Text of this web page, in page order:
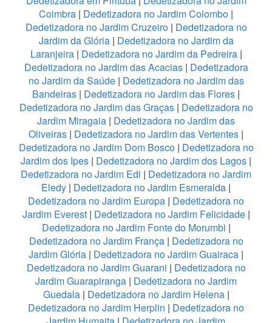
Coimbra | Dedetizadora no Jardim Colombo |
Dedetizadora no Jardim Cruzeiro| Dedetizadora no
Jardim da Glória| Dedetizadora no Jardim da
Laranjeira| Dedetizadora no Jardim da Pedreira|
Dedetizadora no Jardim das Acacias| Dedetizadora
no Jardim da Saúde| Dedetizadora no Jardim das
Bandeiras | Dedetizadora no Jardim das Flores |
Dedetizadora no Jardim das Graças| Dedetizadora no
Jardim Miragaia | Dedetizadora no Jardim das
Oliveiras | Dedetizadora no Jardim das Vertentes |
Dedetizadora no Jardim Dom Bosco| Dedetizadora no
Jardim dos Ipes | Dedetizadora no Jardim dos Lagos |
Dedetizadora no Jardim Edi | Dedetizadora no Jardim
Eledy | Dedetizadora no Jardim Esmeralda |
Dedetizadora no Jardim Europa | Dedetizadora no
Jardim Everest| Dedetizadora no Jardim Felicidade|
Dedetizadora no Jardim Fonte do Morumbi |
Dedetizadora no Jardim França| Dedetizadora no
Jardim Glória | Dedetizadora no Jardim Guairaca |
Dedetizadora no Jardim Guarani | Dedetizadora no
Jardim Guarapiranga | Dedetizadora no Jardim
Guedala| Dedetizadora no Jardim Helena|
Dedetizadora no Jardim Herplin | Dedetizadora no